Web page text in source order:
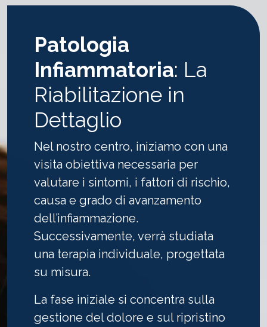
Patologia
Infiammatoria: La
Riabilitazione in
Dettaglio
Nel nostro centro, iniziamo con una
visita obiettiva necessaria per
valutare i sintomi, i fattori di rischio,
causa e grado di avanzamento
dell’infiammazione.
Successivamente, verrà studiata
una terapia individuale, progettata
su misura.
La fase iniziale si concentra sulla
gestione del dolore e sul ripristino